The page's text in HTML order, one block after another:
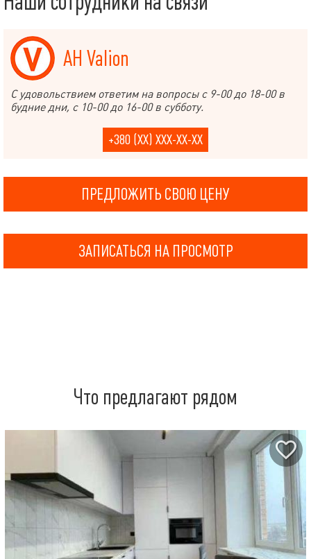
АН Valion
С удовольствием ответим на вопросы с 9-00 до 18-00 в
будние дни, с 10-00 до 16-00 в субботу.
+380 (XX) XXX-XX-XX
ПРЕДЛОЖИТЬ СВОЮ ЦЕНУ
ЗАПИСАТЬСЯ НА ПРОСМОТР
Что предлагают рядом